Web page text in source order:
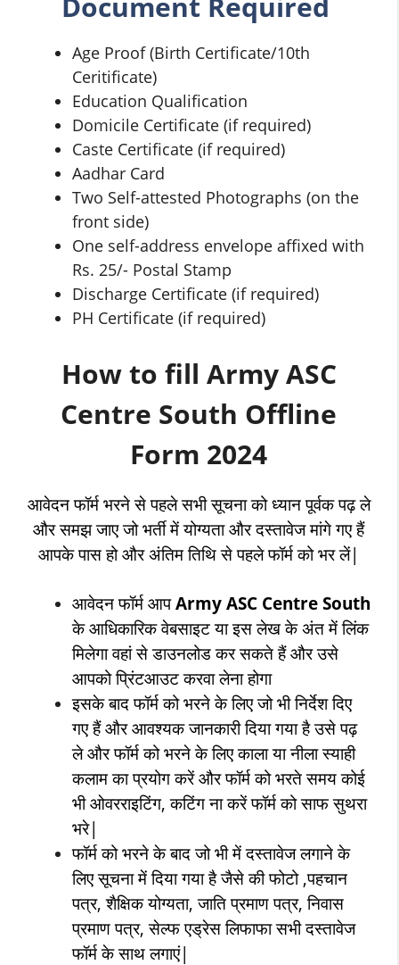
Age Proof (Birth Certificate/10th
Ceritificate)
Education Qualification
Domicile Certificate (if required)
Caste Certificate (if required)
Aadhar Card
Two Self-attested Photographs (on the
front side)
One self-address envelope affixed with
Rs. 25/- Postal Stamp
Discharge Certificate (if required)
PH Certificate (if required)
How to fill Army ASC
Centre South Offline
Form 2024
आवेदन फॉर्म भरने से पहले सभी सूचना को ध्यान पूर्वक पढ़ ले
और समझ जाए जो भर्ती में योग्यता और दस्तावेज मांगे गए हैं
आपके पास हो और अंतिम तिथि से पहले फॉर्म को भर लें|
आवेदन फॉर्म आपArmy ASC Centre South
के आधिकारिक वेबसाइट या इस लेख के अंत में लिंक
मिलेगा वहां से डाउनलोड कर सकते हैं और उसे
आपको प्रिंटआउट करवा लेना होगा
इसके बाद फॉर्म को भरने के लिए जो भी निर्देश दिए
गए हैं और आवश्यक जानकारी दिया गया है उसे पढ़
ले और फॉर्म को भरने के लिए काला या नीला स्याही
कलाम का प्रयोग करें और फॉर्म को भरते समय कोई
भी ओवरराइटिंग, कटिंग ना करें फॉर्म को साफ सुथरा
भरे|
फॉर्म को भरने के बाद जो भी में दस्तावेज लगाने के
लिए सूचना में दिया गया है जैसे की फोटो ,पहचान
पत्र, शैक्षिक योग्यता, जाति प्रमाण पत्र, निवास
प्रमाण पत्र, सेल्फ एड्रेस लिफाफा सभी दस्तावेज
फॉर्म के साथ लगाएं|